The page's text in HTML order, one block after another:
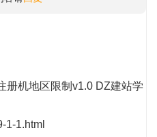
册机地区限制v1.0 DZ建站学
1-1.html